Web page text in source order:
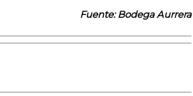
Fuente: Bodega Aurrera